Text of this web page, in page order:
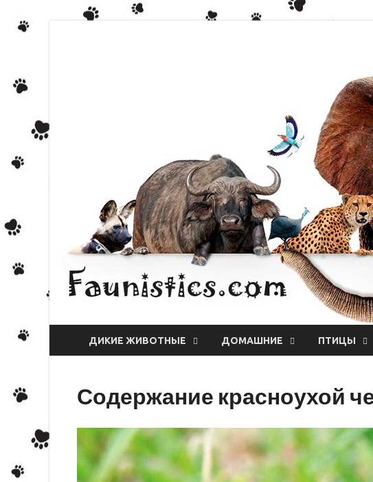
ДИКИЕ ЖИВОТНЫЕ ДОМАШНИЕ ПТИЦЫ
Содержание красноухой